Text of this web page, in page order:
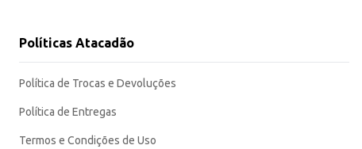
Políticas Atacadão
Política de Trocas e Devoluções
Política de Entregas
Termos e Condições de Uso